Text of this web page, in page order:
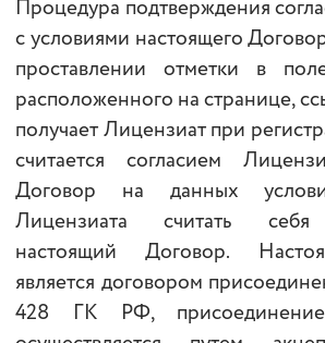
Процедура подтверждения
с условиями настоящего
проставлении отметки в
расположенного на странице,
получает Лицензиат при
считается согласием
Договор на данных
Лицензиата считать себя
настоящий Договор.
является договором
428 ГК РФ,